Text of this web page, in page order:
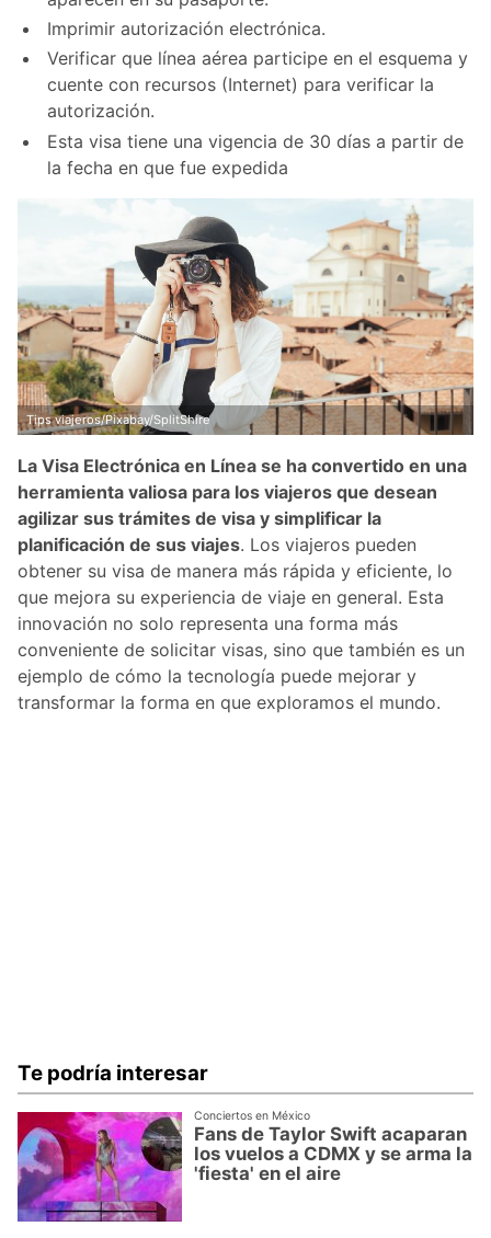
Imprimir autorización electrónica.
Verificar que línea aérea participe en el esquema y
cuente con recursos (Internet) para verificar la
autorización.
Esta visa tiene una vigencia de 30 días a partir de
la fecha en que fue expedida
Tips viajeros/Pixabay/SplitShire
La Visa Electrónica en Línea se ha convertido en una
herramienta valiosa para los viajeros que desean
agilizar sus trámites de visa y simplificar la
planificación de sus viajes. Los viajeros pueden
obtener su visa de manera más rápida y eficiente, lo
que mejora su experiencia de viaje en general. Esta
innovación no solo representa una forma más
conveniente de solicitar visas, sino que también es un
ejemplo de cómo la tecnología puede mejorar y
transformar la forma en que exploramos el mundo.
Te podría interesar
Conciertos en México
Fans de Taylor Swift acaparan
los vuelos a CDMX y se arma la
'fiesta' en el aire